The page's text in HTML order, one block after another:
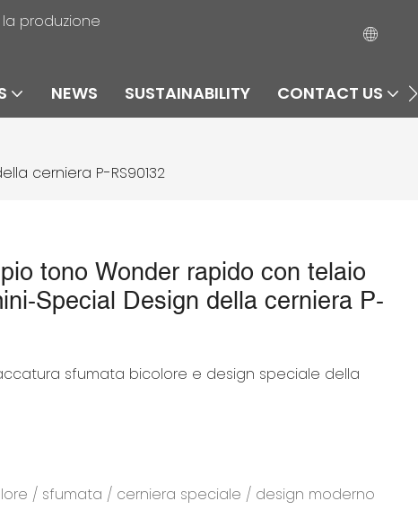
produzione
NEWS SUSTAINABILITY CONTACT US
cerniera P-RS90132
tono Wonder rapido con telaio
Special Design della cerniera P-
sfumata bicolore e design speciale della
/ sfumata / cerniera speciale / design moderno